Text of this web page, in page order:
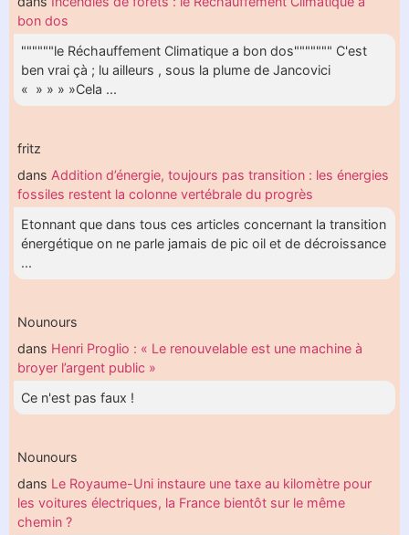
bon dos
""""""le Réchauffement Climatique a bon dos""""""" C'est
ben vrai çà ; lu ailleurs , sous la plume de Jancovici
« » » » »Cela ...
fritz
dans Addition d’énergie, toujours pas transition : les énergies
fossiles restent la colonne vertébrale du progrès
Etonnant que dans tous ces articles concernant la transition
énergétique on ne parle jamais de pic oil et de décroissance
...
Nounours
dans Henri Proglio : « Le renouvelable est une machine à
broyer l’argent public »
Ce n'est pas faux !
Nounours
dans Le Royaume-Uni instaure une taxe au kilomètre pour
les voitures électriques, la France bientôt sur le même
chemin ?